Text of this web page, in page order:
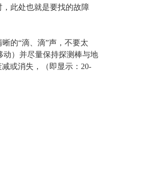
此处也就是要找的故障
的“滴、滴”声，不要太
动）并尽量保持探测棒与地
或消失，（即显示：20-